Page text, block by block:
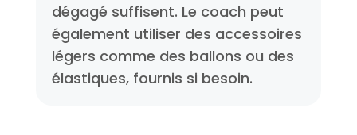
dégagé suffisent. Le coach peut
également utiliser des accessoires
légers comme des ballons ou des
élastiques, fournis si besoin.